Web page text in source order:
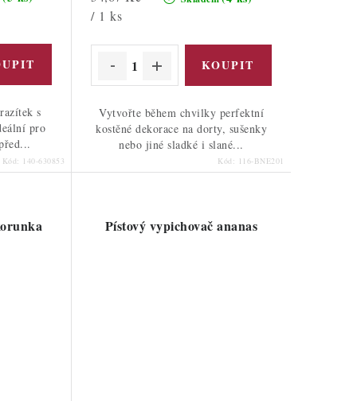
s
pro
Kód: 140-630853
cena:
/ 1 ks
Vytvořte během chvilky perfektní
kostěné dekorace na dorty, sušenky
nebo jiné sladké i slané...
Kód: 116-BNE201
Pístový vypichovač ananas